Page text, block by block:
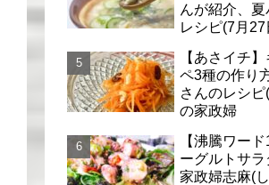
んが紹介、
レシピ(7月
【あさイチ
ペ3種の作り
さんのレシ
の家政婦
【沸騰ワー
ーグルトサラ
家政婦志麻(